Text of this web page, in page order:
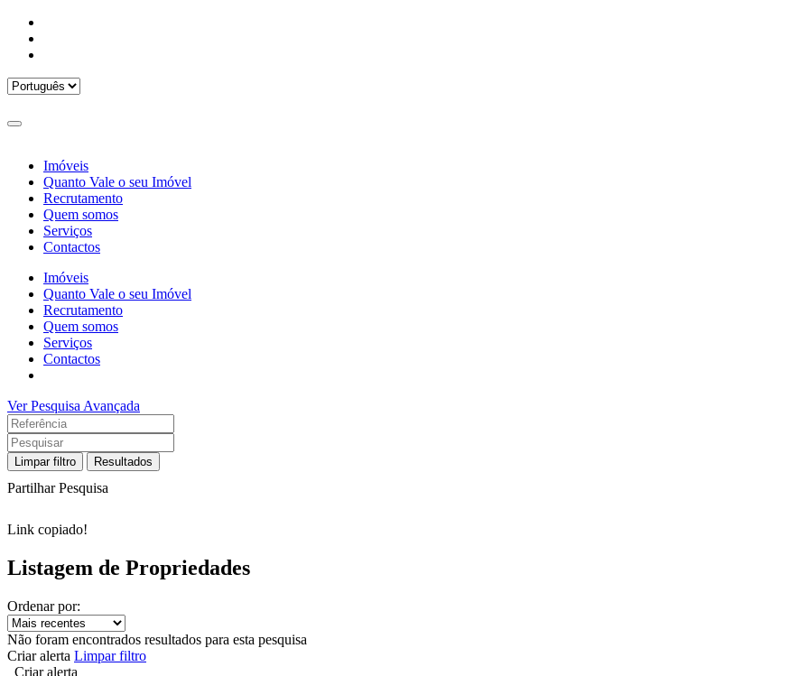
Imóveis
Quanto Vale o seu Imóvel
Recrutamento
Quem somos
Serviços
Contactos
Imóveis
Quanto Vale o seu Imóvel
Recrutamento
Quem somos
Serviços
Contactos
Ver Pesquisa Avançada
Limpar filtro Resultados
Partilhar Pesquisa
Link copiado!
Listagem de Propriedades
Ordenar por:
Não foram encontrados resultados para esta pesquisa
Criar alerta Limpar filtro
Criar alerta